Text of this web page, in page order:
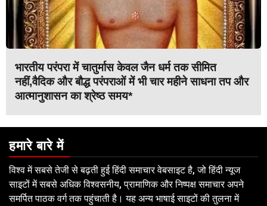
भारतीय परंपरा में चातुर्मास केवल जैन धर्म तक सीमित
नहीं,वैदिक और बौद्ध परंपराओं में भी चार महीने साधना तप और
आत्मानुशासन का श्रेष्ठ समय*
हमारे बारे में
विश्व में सबसे तेजी से बढ़ती हुई हिंदी समाचार वेबसाइट है, जो हिंदी न्यूज
साइटों में सबसे अधिक विश्वसनीय, प्रामाणिक और निष्पक्ष समाचार अपने
समर्पित पाठक वर्ग तक पहुंचाती है। यह अन्य भाषाई साइटों की तुलना में